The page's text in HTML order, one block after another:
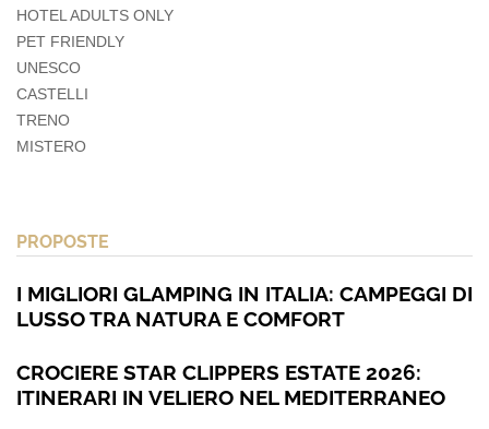
HOTEL ADULTS ONLY
PET FRIENDLY
UNESCO
CASTELLI
TRENO
MISTERO
PROPOSTE
I MIGLIORI GLAMPING IN ITALIA: CAMPEGGI DI
LUSSO TRA NATURA E COMFORT
CROCIERE STAR CLIPPERS ESTATE 2026:
ITINERARI IN VELIERO NEL MEDITERRANEO